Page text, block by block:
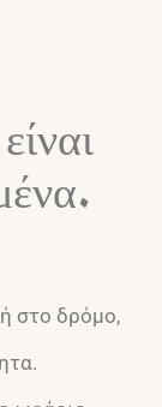
στο δρόμο,